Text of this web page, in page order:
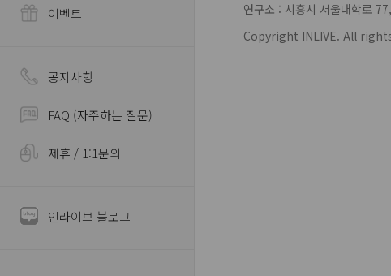
이벤트
공지사항
FAQ (자주하는 질문)
제휴 / 1:1문의
인라이브 블로그
연구소 : 시흥시 서울대학로 77,
Copyright INLIVE. All